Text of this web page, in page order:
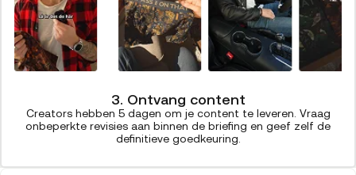
3. Ontvang content
Creators hebben 5 dagen om je content te leveren. Vraag
onbeperkte revisies aan binnen de briefing en geef zelf de
definitieve goedkeuring.